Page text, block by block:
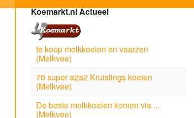
Koemarkt.nl Actueel
te koop melkkoeien en vaarzen
(Melkvee)
70 super a2a2 Kruislings koeien
(Melkvee)
De beste melkkoeien komen via ...
(Melkvee)